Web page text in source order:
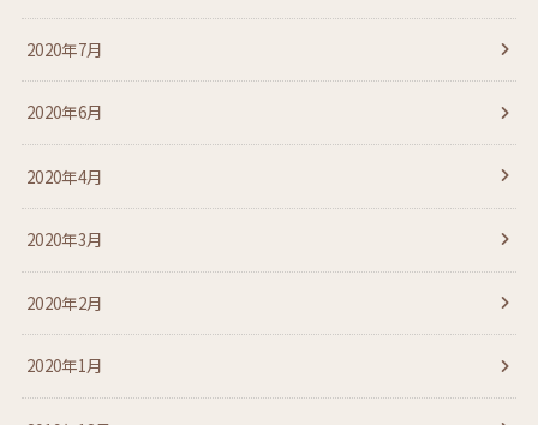
2020年7月
2020年6月
2020年4月
2020年3月
2020年2月
2020年1月